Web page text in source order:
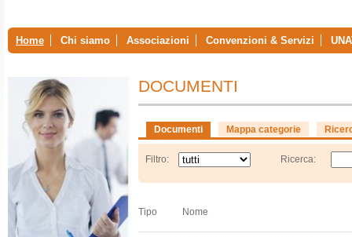
Home Chi siamo Associazioni Convenzioni & Servizi
DOCUMENTI
Documenti Mappa categorie
Filtro: Ricerca:
Tipo Nome